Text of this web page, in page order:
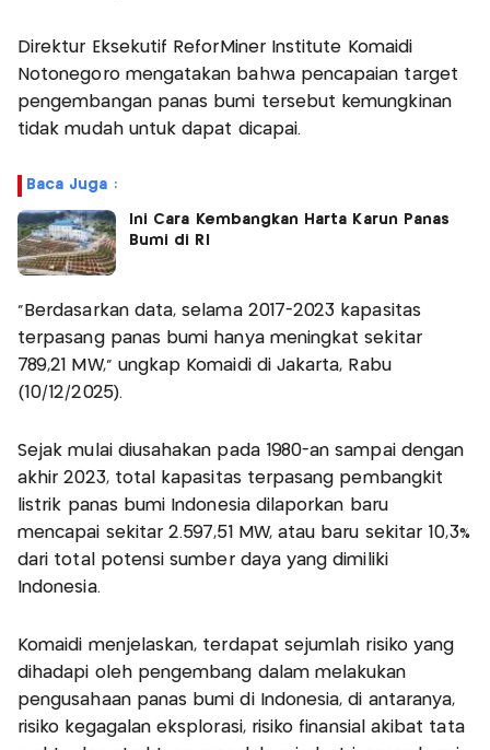
Direktur Eksekutif ReforMiner Institute Komaidi
Notonegoro mengatakan bahwa pencapaian target
pengembangan panas bumi tersebut kemungkinan
tidak mudah untuk dapat dicapai.
Baca Juga :
Ini Cara Kembangkan Harta Karun Panas
Bumi di RI
"Berdasarkan data, selama 2017-2023 kapasitas
terpasang panas bumi hanya meningkat sekitar
789,21 MW," ungkap Komaidi di Jakarta, Rabu
(10/12/2025).
Sejak mulai diusahakan pada 1980-an sampai dengan
akhir 2023, total kapasitas terpasang pembangkit
listrik panas bumi Indonesia dilaporkan baru
mencapai sekitar 2.597,51 MW, atau baru sekitar 10,3%
dari total potensi sumber daya yang dimiliki
Indonesia.
Komaidi menjelaskan, terdapat sejumlah risiko yang
dihadapi oleh pengembang dalam melakukan
pengusahaan panas bumi di Indonesia, di antaranya,
risiko kegagalan eksplorasi, risiko finansial akibat tata